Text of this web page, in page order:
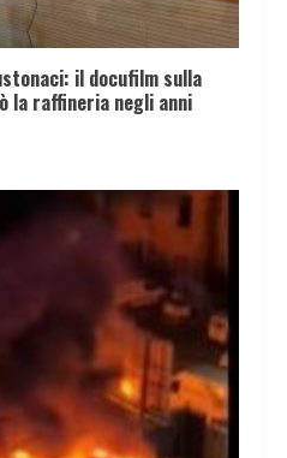
il docufilm sulla
la raffineria negli anni